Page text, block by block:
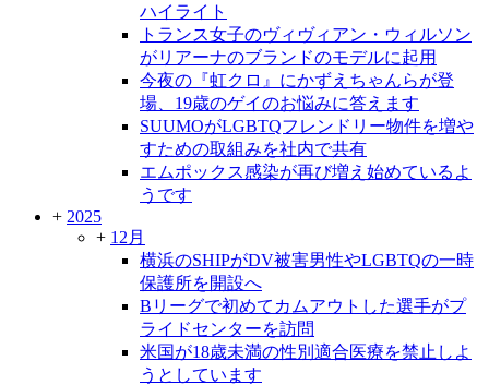
ハイライト
トランス女子のヴィヴィアン・ウィルソン
がリアーナのブランドのモデルに起用
今夜の『虹クロ』にかずえちゃんらが登
場、19歳のゲイのお悩みに答えます
SUUMOがLGBTQフレンドリー物件を増や
すための取組みを社内で共有
エムポックス感染が再び増え始めているよ
うです
+ 2025
+ 12月
横浜のSHIPがDV被害男性やLGBTQの一時
保護所を開設へ
Bリーグで初めてカムアウトした選手がプ
ライドセンターを訪問
米国が18歳未満の性別適合医療を禁止しよ
うとしています